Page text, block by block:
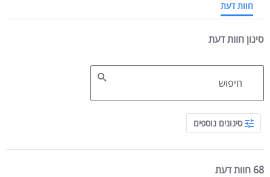
חוות דעת
סינון חוות דעת
Search Reviews
סינונים נוספים
68 חוות דעת